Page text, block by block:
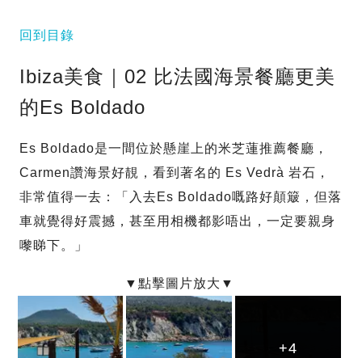
回到目錄
Ibiza美食｜02 比法國海景餐廳更美
的Es Boldado
Es Boldado是一間位於懸崖上的米芝蓮推薦餐廳，
Carmen讚海景好靚，看到著名的 Es Vedrà 岩石，
非常值得一去：「入去Es Boldado嘅路好顛簸，但落
車就覺得好震撼，甚至用相機都影唔出，一定要親身
嚟睇下。」
+4
+4
+4